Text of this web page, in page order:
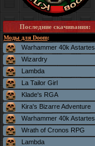
Последние скачивания:
Моды для Doom:
Warhammer 40k Astartes
Wizardry
Lambda
La Tailor Girl
Klade's RGA
Kira's Bizarre Adventure
Warhammer 40k Astartes
Wrath of Cronos RPG
Lambda